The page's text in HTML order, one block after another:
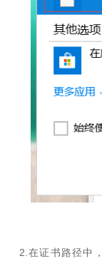
2. 在证书路径中